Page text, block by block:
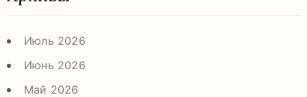
Июль 2026
Июнь 2026
Май 2026